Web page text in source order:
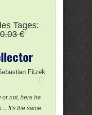
Tages:
€
Fitzek
or not, here he
It’s the same